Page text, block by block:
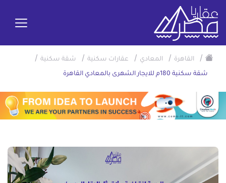
/ القاهرة / المعادي / عقارات سكنية / شقة سكنية /
شقة سكنية 180م للايجار الشهرى بالمعادي القاهرة